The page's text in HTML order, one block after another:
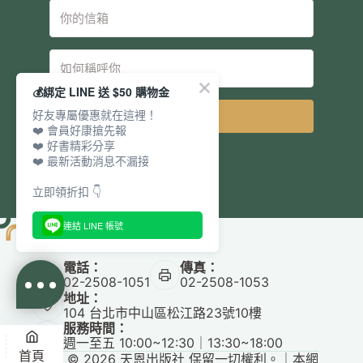
電話：
02-2508-1051
傳真：
02-2508-1053
地址：
104 台北市中山區松江路23號10樓
服務時間：
週一至五 10:00~12:30｜13:30~18:00
Copyright © 2026 天恩出版社 保留一切權利。｜本網
首頁
💰綁定 LINE 送 $50 購物金
好友專屬優惠就在這裡！
❤️ 會員好康搶先報
❤️ 好書精彩分享
❤️ 最新活動消息不漏接
立即領折扣 👇
連結 LINE 帳號